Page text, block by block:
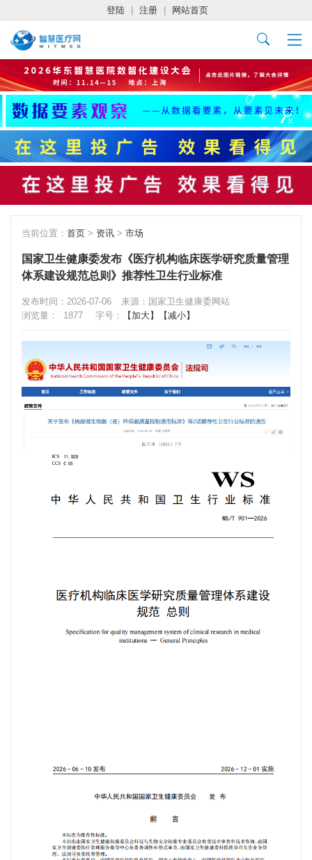
登陆 注册 网站首页
当前位置： 首页 > 资讯 > 市场
国家卫生健康委发布《医疗机构临床医学研究质量管理
体系建设规范总则》推荐性卫生行业标准
发布时间：2026-07-06
来源：国家卫生健康委网站
浏览量：
1877 字号： 【加大】 【减小】